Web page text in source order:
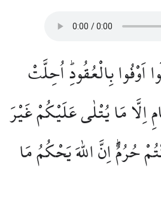
اَوْفُوا بِالْعُقُودِۜ اُحِلَّتْ
اِلَّا مَا يُتْلٰى عَلَيْكُمْ غَيْرَ
حُرُمٌۜ اِنَّ اللّٰهَ يَحْكُمُ مَا